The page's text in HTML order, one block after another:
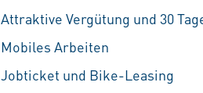
Attraktive Vergütung und 30
Mobiles Arbeiten
Jobticket und Bike-Leasing